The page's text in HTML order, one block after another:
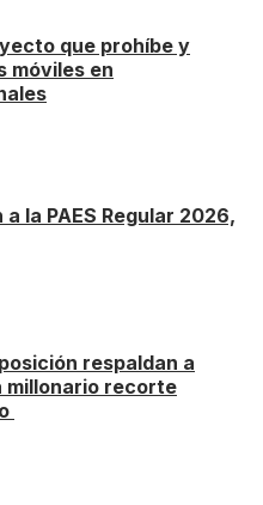
que prohíbe y
móviles en
la PAES Regular 2026,
respaldan a
millonario recorte